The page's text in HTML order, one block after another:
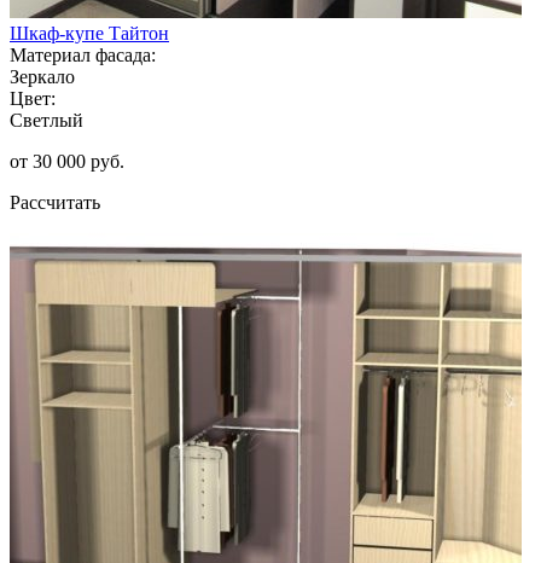
Шкаф-купе Тайтон
Материал фасада:
Зеркало
Цвет:
Светлый
от 30 000 руб.
Рассчитать